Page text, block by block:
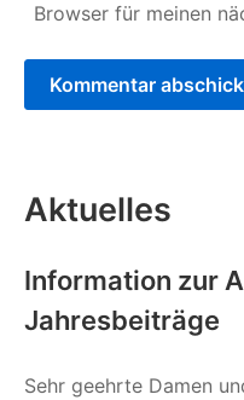
Browser für meinen
Aktuelles
Information zur
Jahresbeiträge
Sehr geehrte Damen